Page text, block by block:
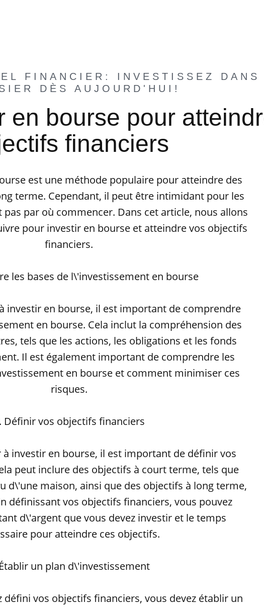
FINANCIER: INVESTISSEZ DANS
DÈS AUJOURD'HUI!
en bourse pour
financiers
est une méthode populaire pour atteindre des
terme. Cependant, il peut être intimidant pour les
par où commencer. Dans cet article, nous allons
pour investir en bourse et atteindre vos objectifs
financiers.
les bases de l\'investissement en bourse
investir en bourse, il est important de comprendre
en bourse. Cela inclut la compréhension des
tels que les actions, les obligations et les fonds
Il est également important de comprendre les
en bourse et comment minimiser ces
risques.
Définir vos objectifs financiers
investir en bourse, il est important de définir vos
peut inclure des objectifs à court terme, tels que
d\'une maison, ainsi que des objectifs à long terme,
définissant vos objectifs financiers, vous pouvez
d\'argent que vous devez investir et le temps
pour atteindre ces objectifs.
un plan d\'investissement
défini vos objectifs financiers, vous devez établir un